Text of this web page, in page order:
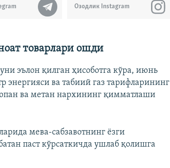
Озодлик Instagram
товарлари ошди
эълон қилган ҳисоботга кўра, июнь
энергияси ва табиий газ тарифларининг
ва метан нархининг қимматлаши
мева-сабзавотнинг ёзги
паст кўрсаткичда ушлаб қолишга